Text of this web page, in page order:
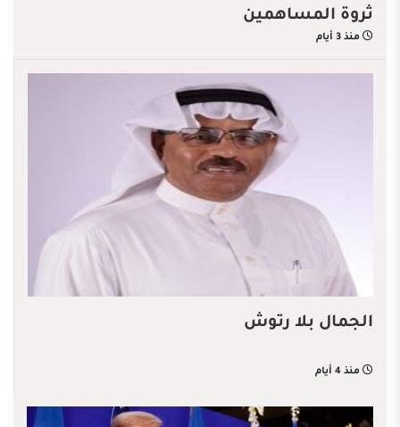
ثروة المساهمين
منذ 3 أيام
الجمال بلا رتوش
منذ 4 أيام